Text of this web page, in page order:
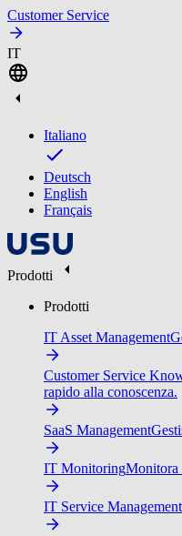
Customer Service
IT
Italiano
Deutsch
English
Français
Prodotti
Prodotti
IT Asset Management
Customer Service
rapido alla conoscenza.
SaaS Management
IT MonitoringMonitora
IT Service Management